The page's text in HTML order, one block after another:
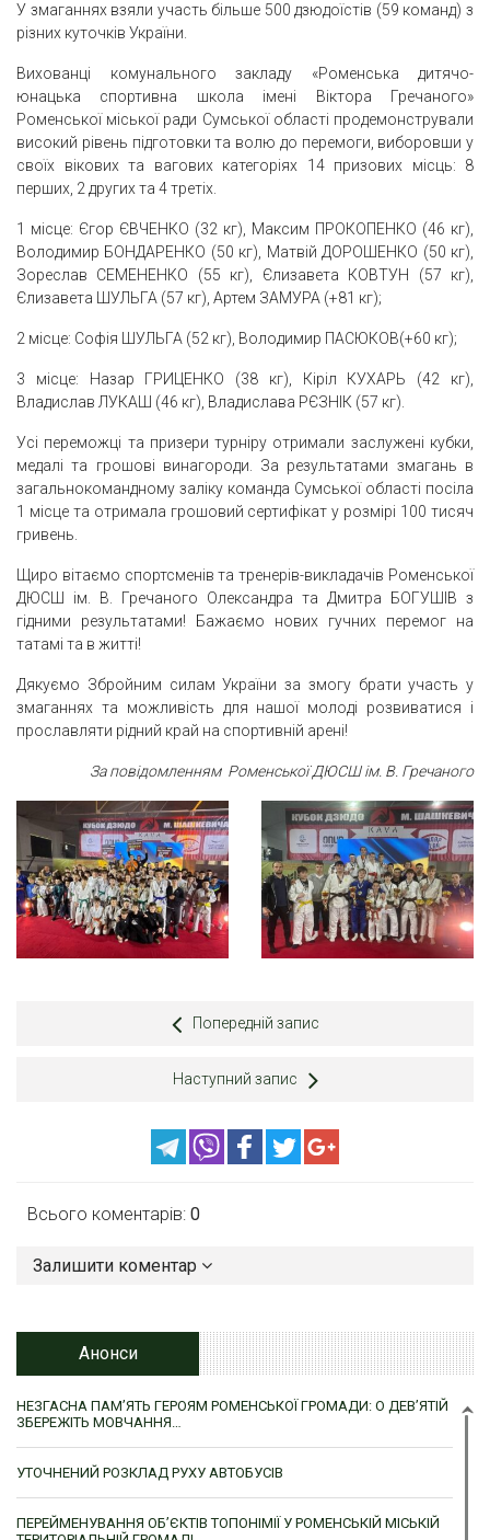
У змаганнях взяли участь більше 500 дзюдоїстів (59 команд) з
різних куточків України.
Вихованці комунального закладу «Роменська дитячо-
юнацька спортивна школа імені Віктора Гречаного»
Роменської міської ради Сумської області продемонстрували
високий рівень підготовки та волю до перемоги, виборовши у
своїх вікових та вагових категоріях 14 призових місць: 8
перших, 2 других та 4 третіх.
1 місце: Єгор ЄВЧЕНКО (32 кг), Максим ПРОКОПЕНКО (46 кг),
Володимир БОНДАРЕНКО (50 кг), Матвій ДОРОШЕНКО (50 кг),
Зореслав СЕМЕНЕНКО (55 кг), Єлизавета КОВТУН (57 кг),
Єлизавета ШУЛЬГА (57 кг), Артем ЗАМУРА (+81 кг);
2 місце: Софія ШУЛЬГА (52 кг), Володимир ПАСЮКОВ(+60 кг);
3 місце: Назар ГРИЦЕНКО (38 кг), Кіріл КУХАРЬ (42 кг),
Владислав ЛУКАШ (46 кг), Владислава РЄЗНІК (57 кг).
Усі переможці та призери турніру отримали заслужені кубки,
медалі та грошові винагороди. За результатами змагань в
загальнокомандному заліку команда Сумської області посіла
1 місце та отримала грошовий сертифікат у розмірі 100 тисяч
гривень.
Щиро вітаємо спортсменів та тренерів-викладачів Роменської
ДЮСШ ім. В. Гречаного Олександра та Дмитра БОГУШІВ з
гідними результатами! Бажаємо нових гучних перемог на
татамі та в житті!
Дякуємо Збройним силам України за змогу брати участь у
змаганнях та можливість для нашої молоді розвиватися і
прославляти рідний край на спортивній арені!
За повідомленням Роменської ДЮСШ ім. В. Гречаного
Попередній запис
Наступний запис
Всього коментарів: 0
Залишити коментар
Анонси
НЕЗГАСНА ПАМ’ЯТЬ ГЕРОЯМ РОМЕНСЬКОЇ ГРОМАДИ: О ДЕВ’ЯТІЙ
ЗБЕРЕЖІТЬ МОВЧАННЯ…
УТОЧНЕНИЙ РОЗКЛАД РУХУ АВТОБУСІВ
ПЕРЕЙМЕНУВАННЯ ОБ’ЄКТІВ ТОПОНІМІЇ У РОМЕНСЬКІЙ МІСЬКІЙ